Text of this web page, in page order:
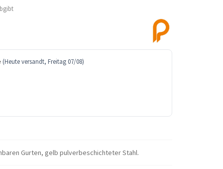
(Heute versandt, Freitag 07/08)
Gurten, gelb pulverbeschichteter Stahl.